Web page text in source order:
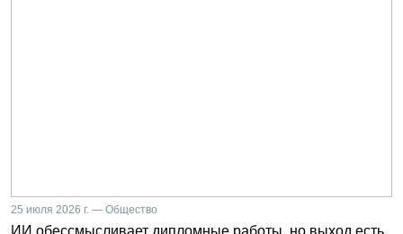
25 июля 2026 г. — Общество
ИИ обессмысливает дипломные работы, но выход есть